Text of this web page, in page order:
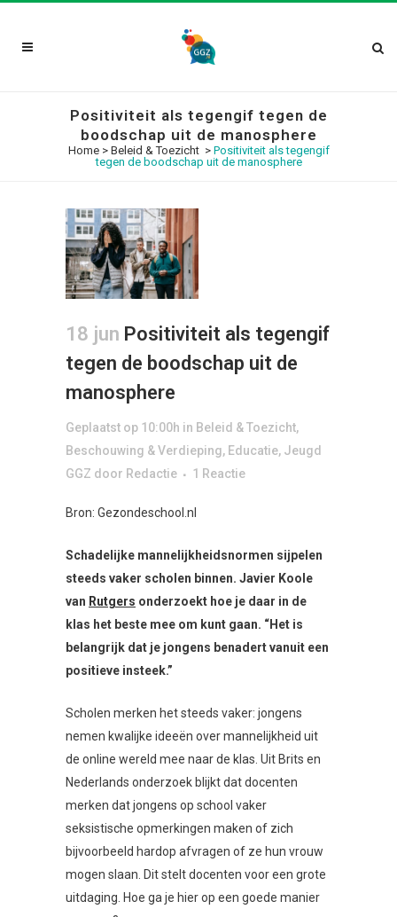
Positiviteit als tegengif tegen de
boodschap uit de manosphere
Home> Beleid & Toezicht > Positiviteit als tegengif
tegen de boodschap uit de manosphere
18 jun Positiviteit als tegengif
tegen de boodschap uit de
manosphere
Geplaatst op 10:00h in Beleid & Toezicht,
Beschouwing & Verdieping, Educatie, Jeugd
GGZ door Redactie 1 Reactie
Bron: Gezondeschool.nl
Schadelijke mannelijkheidsnormen sijpelen
steeds vaker scholen binnen. Javier Koole
van Rutgers onderzoekt hoe je daar in de
klas het beste mee om kunt gaan. “Het is
belangrijk dat je jongens benadert vanuit een
positieve insteek.”
Scholen merken het steeds vaker: jongens
nemen kwalijke ideeën over mannelijkheid uit
de online wereld mee naar de klas. Uit Brits en
Nederlands onderzoek blijkt dat docenten
merken dat jongens op school vaker
seksistische opmerkingen maken of zich
bijvoorbeeld hardop afvragen of ze hun vrouw
mogen slaan. Dit stelt docenten voor een grote
uitdaging. Hoe ga je hier op een goede manier